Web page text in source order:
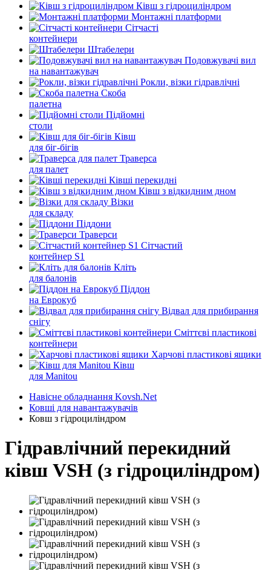
Ківш з гідроциліндром
Монтажні платформи
Сітчасті
контейнери
Штабелери
Подовжувачі вил
на навантажувач
Рокли, візки гідравлічні
Скоба
палетна
Підйомні
столи
Ківш
для біг-бігів
Траверса
для палет
Ківші перекидні
Ківш з відкидним дном
Візки
для складу
Піддони
Траверси
Сітчастий
контейнер S1
Кліть
для балонів
Піддон
на Еврокуб
Відвал для прибирання
снігу
Cміттєві пластикові
контейнери
Харчові пластикові ящики
Ківш
для Manitou
Навісне обладнання Kovsh.Net
Ковші для навантажувачів
Ковш з гідроциліндром
Гідравлічний перекидний
ківш VSH (з гідроциліндром)